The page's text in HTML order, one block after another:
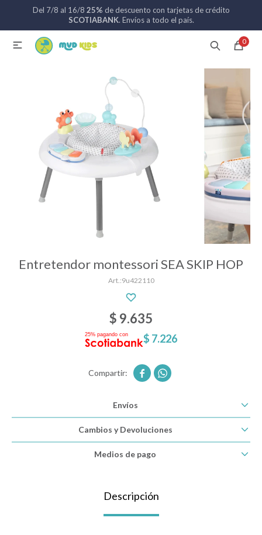
Del 7/8 al 16/8 25% de descuento con tarjetas de crédito
SCOTIABANK. Envíos a todo el país.
0

Entretendor montessori SEA SKIP HOP
9u422110
$ 9.635
$ 7.226
 
Envíos
Cambios y Devoluciones
Medios de pago
Descripción
MI CUENTA
Catálogo Nuevos ingresos
Sillas de auto
Lactancia
Alimentación
Paseo y seguridad
Estimulación primera infancia